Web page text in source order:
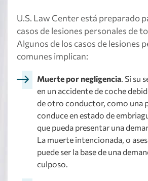
U.S. Law Center está preparado
casos de lesiones personales de
Algunos de los casos de lesiones
comunes implican:
Muerte por negligencia. Si su
en un accidente de coche
de otro conductor, como una
conduce en estado de
que pueda presentar una
La muerte intencionada, o
puede ser la base de una
culposo.